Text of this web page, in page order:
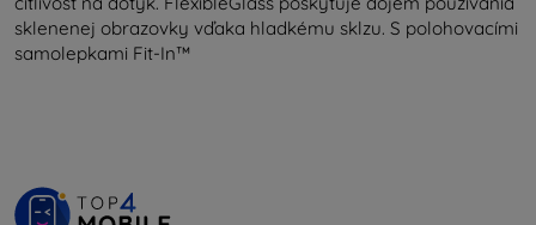
sklenenej obrazovky vďaka hladkému sklzu. S polohovacími
samolepkami Fit-In™